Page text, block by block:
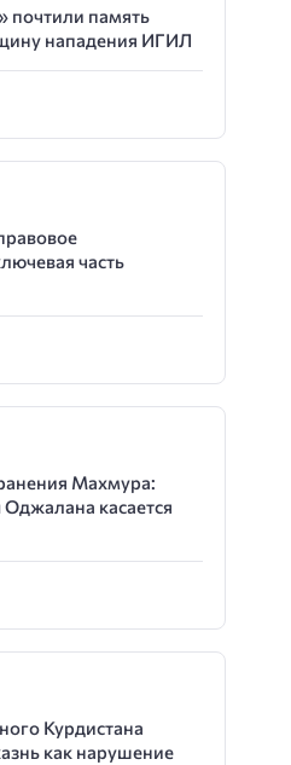
почтили память
нападения ИГИЛ
часть
Махмура:
касается
Курдистана
как нарушение